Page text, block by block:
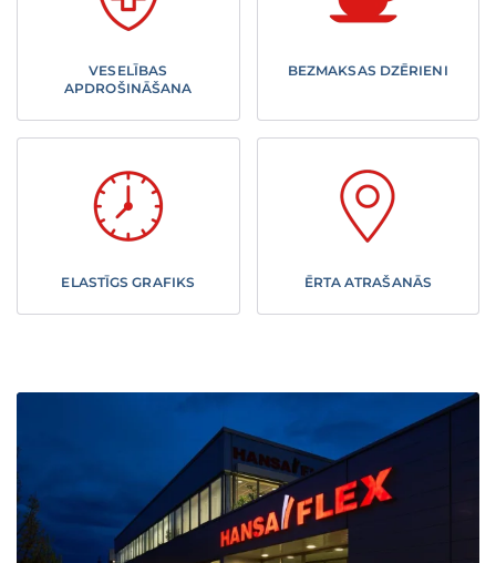
VESELĪBAS
APDROŠINĀŠANA
BEZMAKSAS DZĒRIENI
ELASTĪGS GRAFIKS ĒRTA ATRAŠANĀS